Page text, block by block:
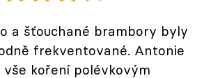
a šťouchané brambory byly
frekventované. Antonie
vše koření polévkovým